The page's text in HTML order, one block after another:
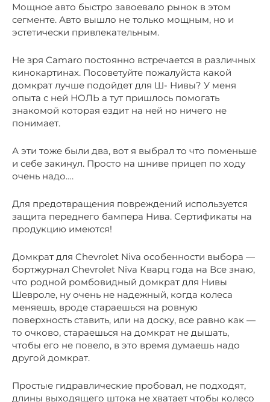
Мощное авто быстро завоевало рынок в этом
сегменте. Авто вышло не только мощным, но и
эстетически привлекательным.
Не зря Camaro постоянно встречается в различных
кинокартинах. Посоветуйте пожалуйста какой
домкрат лучше подойдет для Ш- Нивы? У меня
опыта с ней НОЛЬ а тут пришлось помогать
знакомой которая ездит на ней но ничего не
понимает.
А эти тоже были два, вот я выбрал то что поменьше
и себе закинул. Просто на шниве прицеп по ходу
очень надо….
Для предотвращения повреждений используется
защита переднего бампера Нива. Сертификаты на
продукцию имеются!
Домкрат для Chevrolet Niva особенности выбора —
бортжурнал Chevrolet Niva Кварц года на Все знаю,
что родной ромбовидный домкрат для Нивы
Шевроле, ну очень не надежный, когда колеса
меняешь, вроде стараешься на ровную
поверхность ставить, или на доску, все равно как —
то очково, стараешься на домкрат не дышать,
чтобы его не повело, в это время думаешь надо
другой домкрат.
Простые гидравлические пробовал, не подходят,
длины выходящего штока не хватает чтобы колесо